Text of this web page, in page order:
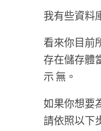
我有些資料
看來你目前
存在儲存體
示 無。
如果你想要
請依照以下